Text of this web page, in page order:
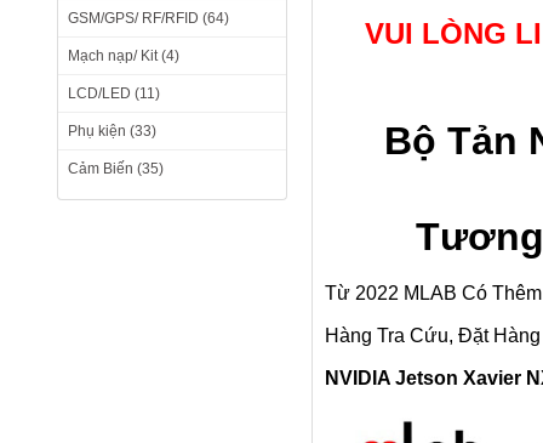
GSM/GPS/ RF/RFID (64)
Mạch nạp/ Kit (4)
LCD/LED (11)
Phụ kiện (33)
Cảm Biến (35)
VUI LÒNG
Bộ Tản
Từ 2022 MLAB Có
Hàng Tra Cứu, Đặt
NVIDIA Jetson Xavier